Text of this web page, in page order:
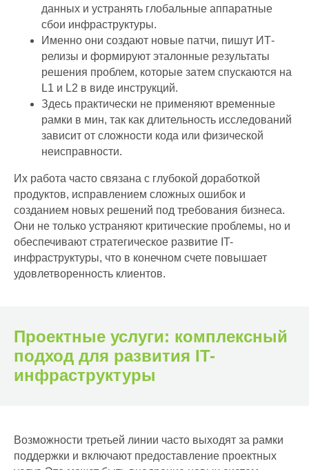
данных и устранять глобальные аппаратные
сбои инфраструктуры.
Именно они создают новые патчи, пишут ИТ-
релизы и формируют эталонные результаты
решения проблем, которые затем спускаются на
L1 и L2 в виде инструкций.
Здесь практически не применяют временные
рамки в мин, так как длительность исследований
зависит от сложности кода или физической
неисправности.
Их работа часто связана с глубокой доработкой
продуктов, исправлением сложных ошибок и
созданием новых решений под требования бизнеса.
Они не только устраняют критические проблемы, но и
обеспечивают стратегическое развитие IT-
инфраструктуры, что в конечном счете повышает
удовлетворенность клиентов.
Проектные услуги: комплексный
подход для развития IT-
инфраструктуры
Возможности третьей линии часто выходят за рамки
поддержки и включают предоставление проектных